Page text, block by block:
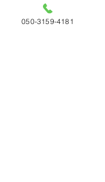
🐶ペットの旅立ち福島🐱
📞:050-3159-4181(直通)
050-3159-4181